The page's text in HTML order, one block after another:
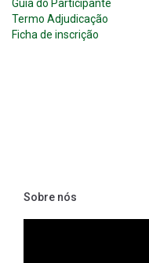
Guia do Participante
Termo Adjudicação
Ficha de inscrição
Sobre nós